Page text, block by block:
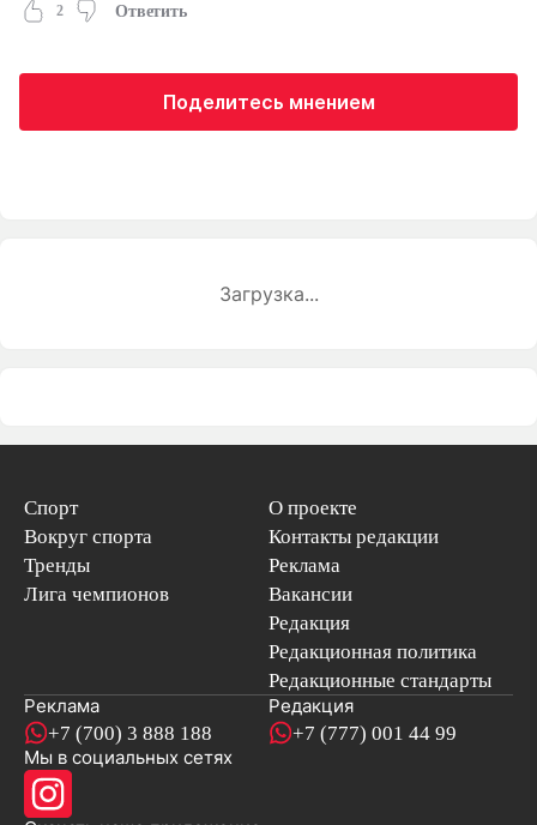
2 Ответить
Поделитесь мнением
Загрузка...
Спорт
Вокруг спорта
Тренды
Лига чемпионов
О проекте
Контакты редакции
Реклама
Вакансии
Редакция
Редакционная политика
Редакционные стандарты
Реклама
+7 (700) 3 888 188
Редакция
+7 (777) 001 44 99
Мы в социальных сетях